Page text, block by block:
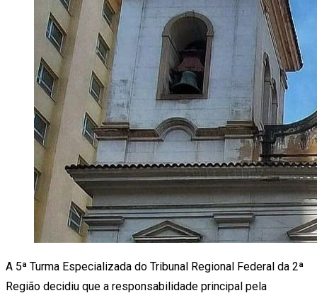
A 5ª Turma Especializada do Tribunal Regional Federal da 2ª
Região decidiu que a responsabilidade principal pela